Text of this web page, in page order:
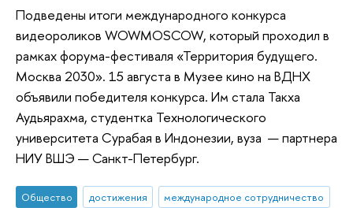
Подведены итоги международного конкурса
видеороликов WOWMOSCOW, который проходил в
рамках форума-фестиваля «Территория будущего.
Москва 2030». 15 августа в Музее кино на ВДНХ
объявили победителя конкурса. Им стала Такха
Аудьярахма, студентка Технологического
университета Сурабая в Индонезии, вуза — партнера
НИУ ВШЭ — Санкт-Петербург.
Общество достижения международное сотрудничество